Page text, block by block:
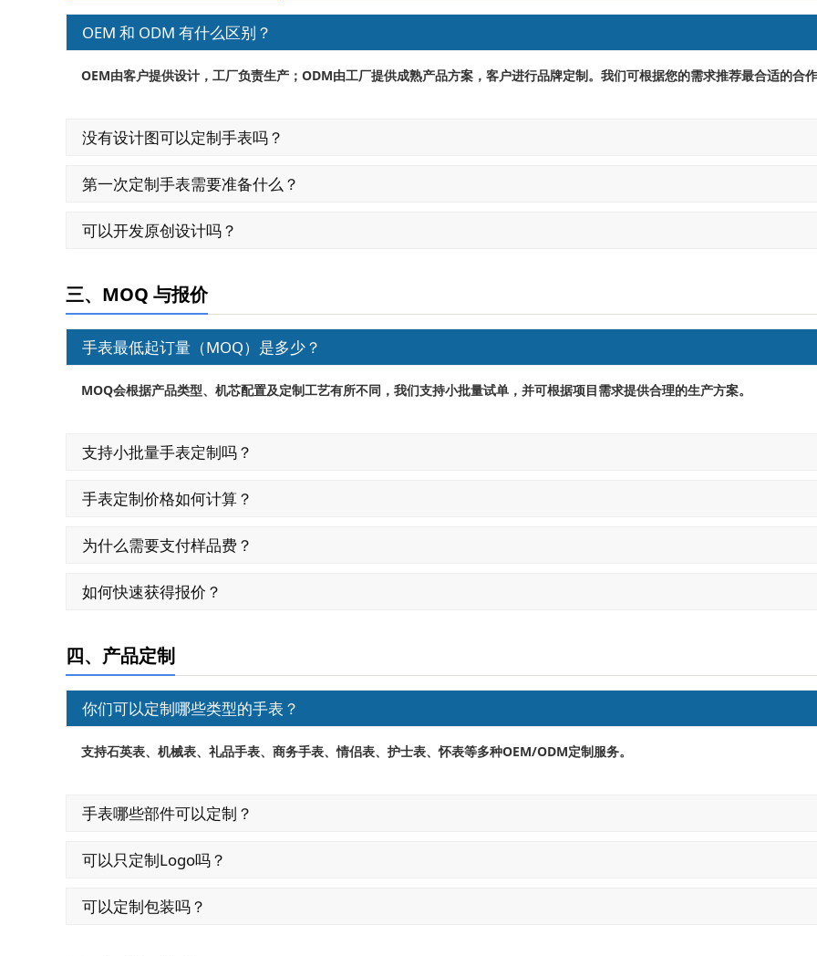
OEM 和 ODM 有什么区别？
OEM由客户提供设计，工厂负责生产； ODM由工厂提供成熟产品方案，客户进行品牌定制。我们可根据您的需求推荐最合适的合
没有设计图可以定制手表吗？
第一次定制手表需要准备什么？
可以开发原创设计吗？
三、MOQ 与报价
手表最低起订量（MOQ）是多少？
MOQ会根据产品类型、机芯配置及定制工艺有所不同，我们支持小批量试单，并可根据项目需求提供合理的生产方案。
支持小批量手表定制吗？
手表定制价格如何计算？
为什么需要支付样品费？
如何快速获得报价？
四、产品定制
你们可以定制哪些类型的手表？
支持石英表、机械表、礼品手表、商务手表、情侣表、护士表、怀表等多种OEM/ODM定制服务。
手表哪些部件可以定制？
可以只定制Logo吗？
可以定制包装吗？